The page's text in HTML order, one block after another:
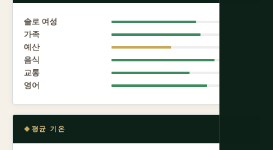
솔로 여성
가족
예산
음식
교통
영어
평균 기온